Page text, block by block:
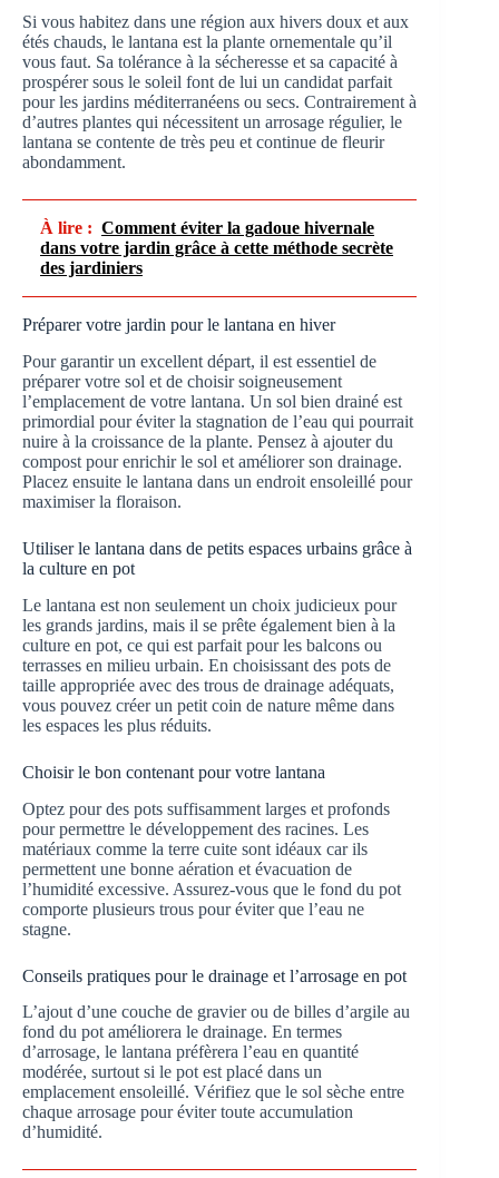
Si vous habitez dans une région aux hivers doux et aux
étés chauds, le lantana est la plante ornementale qu’il
vous faut. Sa tolérance à la sécheresse et sa capacité à
prospérer sous le soleil font de lui un candidat parfait
pour les jardins méditerranéens ou secs. Contrairement à
d’autres plantes qui nécessitent un arrosage régulier, le
lantana se contente de très peu et continue de fleurir
abondamment.
À lire : Comment éviter la gadoue hivernale
dans votre jardin grâce à cette méthode secrète
des jardiniers
Préparer votre jardin pour le lantana en hiver
Pour garantir un excellent départ, il est essentiel de
préparer votre sol et de choisir soigneusement
l’emplacement de votre lantana. Un sol bien drainé est
primordial pour éviter la stagnation de l’eau qui pourrait
nuire à la croissance de la plante. Pensez à ajouter du
compost pour enrichir le sol et améliorer son drainage.
Placez ensuite le lantana dans un endroit ensoleillé pour
maximiser la floraison.
Utiliser le lantana dans de petits espaces urbains grâce à
la culture en pot
Le lantana est non seulement un choix judicieux pour
les grands jardins, mais il se prête également bien à la
culture en pot, ce qui est parfait pour les balcons ou
terrasses en milieu urbain. En choisissant des pots de
taille appropriée avec des trous de drainage adéquats,
vous pouvez créer un petit coin de nature même dans
les espaces les plus réduits.
Choisir le bon contenant pour votre lantana
Optez pour des pots suffisamment larges et profonds
pour permettre le développement des racines. Les
matériaux comme la terre cuite sont idéaux car ils
permettent une bonne aération et évacuation de
l’humidité excessive. Assurez-vous que le fond du pot
comporte plusieurs trous pour éviter que l’eau ne
stagne.
Conseils pratiques pour le drainage et l’arrosage en pot
L’ajout d’une couche de gravier ou de billes d’argile au
fond du pot améliorera le drainage. En termes
d’arrosage, le lantana préfèrera l’eau en quantité
modérée, surtout si le pot est placé dans un
emplacement ensoleillé. Vérifiez que le sol sèche entre
chaque arrosage pour éviter toute accumulation
d’humidité.